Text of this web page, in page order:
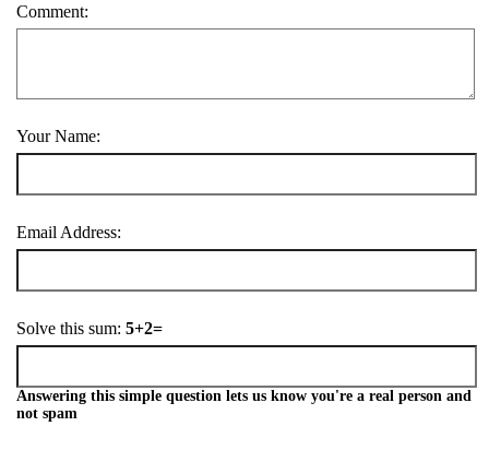
Comment:
Your Name:
Email Address:
Solve this sum: 5+2=
Answering this simple question lets us know you're a real person and
not spam